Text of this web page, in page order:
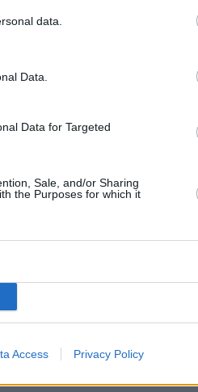
data.
Data.
Data for Targeted
Sale, and/or Sharing
the Purposes for which it
Access Privacy Policy
και είχε
γεγονότα των
στο Ιράκ και το
που να μην
από φωτογράφος
έκανε όλα και υπό
Ήταν πάντα
του, ο
δουλειά, όλα
Ήταν ένας
στον χώρο